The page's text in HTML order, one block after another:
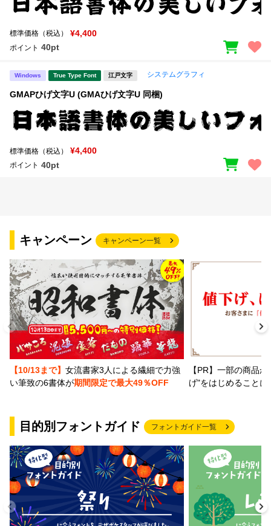
標準価格（税込） ¥4,400
ポイント 40pt
Windows True Type Font 江戸文字 システムグラフィ
GMAPひげ文字U (GMAひげ文字U 同梱)
標準価格（税込） ¥4,400
ポイント 40pt
キャンペーン キャンペーン一覧
【10/13まで】 女流書家3人による繊細で力強
い筆致の6書体が期間限定で最大49％OFF
【PR】一部の商品
げ"をはじめること
目的別フォントガイド フォントガイド一覧